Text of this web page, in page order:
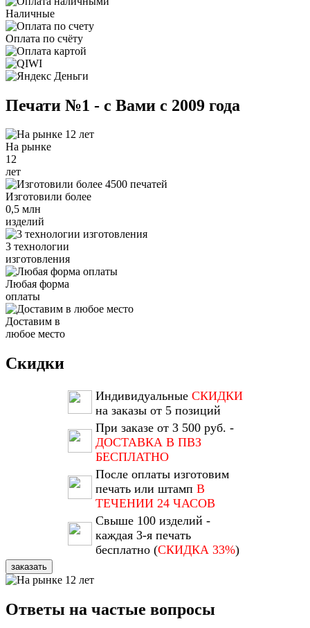
Наличные
Оплата по счёту
Печати №1 - с Вами с 2009 года
На рынке
12
лет
Изготовили более
0,5 млн
изделий
3 технологии
изготовления
Любая форма
оплаты
Доставим в
любое место
Скидки
Индивидуальные СКИДКИ
на заказы от 5 позиций
При заказе от 3 500 руб. -
ДОСТАВКА В ПВЗ
БЕСПЛАТНО
После оплаты изготовим
печать или штамп В
ТЕЧЕНИИ 24 ЧАСОВ
Свыше 100 изделий -
каждая 3-я печать
бесплатно (СКИДКА 33%)
заказать
Ответы на частые вопросы